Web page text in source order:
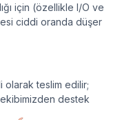
için (özellikle I/O ve
ciddi oranda düşer
olarak teslim edilir;
destek